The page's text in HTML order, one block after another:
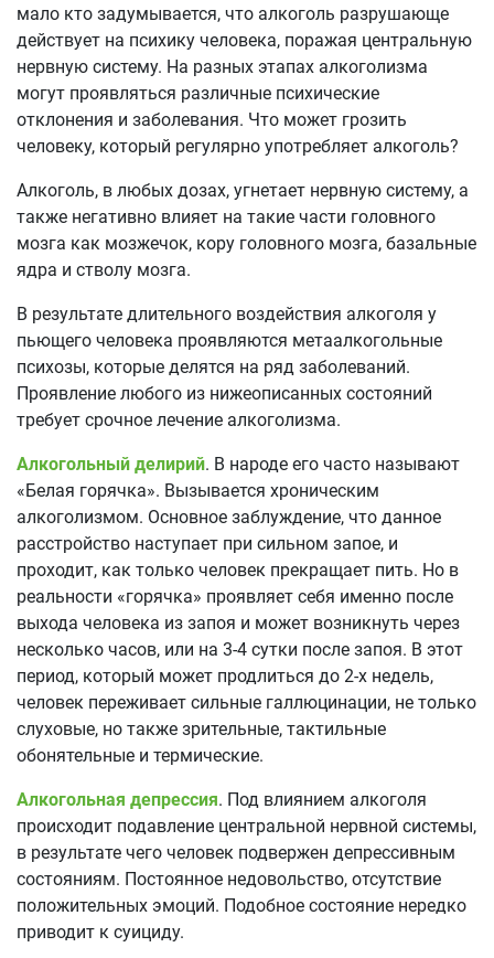
мало кто задумывается, что алкоголь разрушающе
действует на психику человека, поражая центральную
нервную систему. На разных этапах алкоголизма
могут проявляться различные психические
отклонения и заболевания. Что может грозить
человеку, который регулярно употребляет алкоголь?
Алкоголь, в любых дозах, угнетает нервную систему, а
также негативно влияет на такие части головного
мозга как мозжечок, кору головного мозга, базальные
ядра и стволу мозга.
В результате длительного воздействия алкоголя у
пьющего человека проявляются метаалкогольные
психозы, которые делятся на ряд заболеваний.
Проявление любого из нижеописанных состояний
требует срочное лечение алкоголизма.
Алкогольный делирий. В народе его часто называют
«Белая горячка». Вызывается хроническим
алкоголизмом. Основное заблуждение, что данное
расстройство наступает при сильном запое, и
проходит, как только человек прекращает пить. Но в
реальности «горячка» проявляет себя именно после
выхода человека из запоя и может возникнуть через
несколько часов, или на 3-4 сутки после запоя. В этот
период, который может продлиться до 2-х недель,
человек переживает сильные галлюцинации, не только
слуховые, но также зрительные, тактильные
обонятельные и термические.
Алкогольная депрессия. Под влиянием алкоголя
происходит подавление центральной нервной системы,
в результате чего человек подвержен депрессивным
состояниям. Постоянное недовольство, отсутствие
положительных эмоций. Подобное состояние нередко
приводит к суициду.